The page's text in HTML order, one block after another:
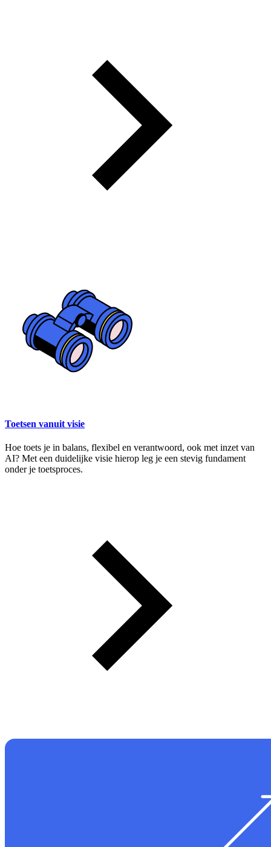
Toetsen vanuit visie
Hoe toets je in balans, flexibel en verantwoord, ook met inzet van
AI? Met een duidelijke visie hierop leg je een stevig fundament
onder je toetsproces.